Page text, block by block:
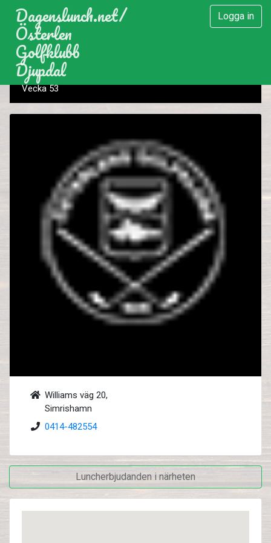
Dagenslunch.net/
Österlen
Golfklubb
Djupdal
Logga in
Vecka 53
Williams väg 20,
Simrishamn
0414-482554
Luncherbjudanden i närheten